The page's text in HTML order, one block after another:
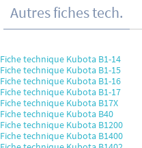
Autres fiches tech.
Fiche technique Kubota B1-14
Fiche technique Kubota B1-15
Fiche technique Kubota B1-16
Fiche technique Kubota B1-17
Fiche technique Kubota B17X
Fiche technique Kubota B40
Fiche technique Kubota B1200
Fiche technique Kubota B1400